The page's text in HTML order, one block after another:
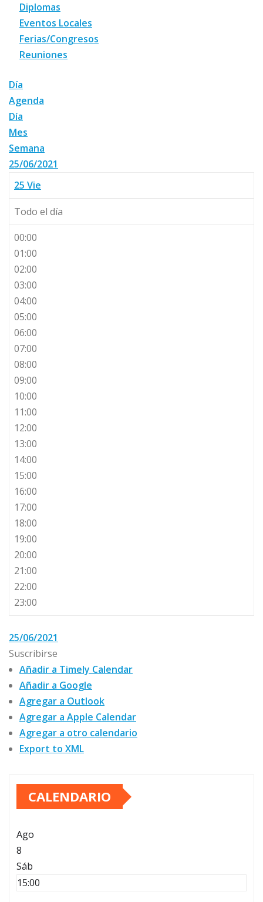
Diplomas
Eventos Locales
Ferias/Congresos
Reuniones
Día
Agenda
Día
Mes
Semana
25/06/2021
25 Vie
Todo el día
00:00
01:00
02:00
03:00
04:00
05:00
06:00
07:00
08:00
09:00
10:00
11:00
12:00
13:00
14:00
15:00
16:00
17:00
18:00
19:00
20:00
21:00
22:00
23:00
25/06/2021
Suscribirse
Añadir a Timely Calendar
Añadir a Google
Agregar a Outlook
Agregar a Apple Calendar
Agregar a otro calendario
Export to XML
CALENDARIO
Ago
8
Sáb
15:00